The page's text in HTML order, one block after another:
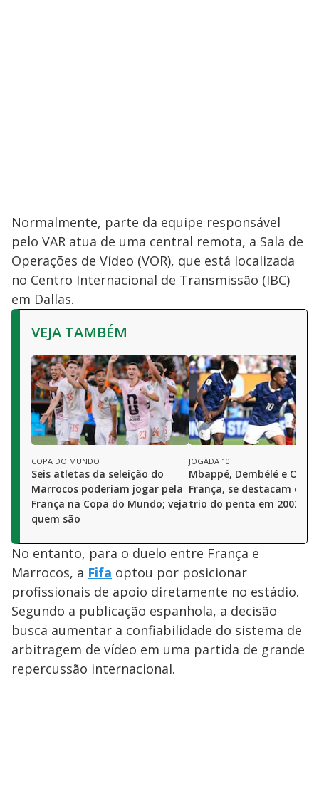
Normalmente, parte da equipe responsável
pelo VAR atua de uma central remota, a Sala de
Operações de Vídeo (VOR), que está localizada
no Centro Internacional de Transmissão (IBC)
em Dallas.
VEJA TAMBÉM
COPA DO MUNDO
Seis atletas da seleição do
Marrocos poderiam jogar pela
França na Copa do Mundo; veja
quem são
JOGADA 10
Mbappé, Dembélé e
França, se destacam e
trio do penta em 2002
No entanto, para o duelo entre França e
Marrocos, a Fifa optou por posicionar
profissionais de apoio diretamente no estádio.
Segundo a publicação espanhola, a decisão
busca aumentar a confiabilidade do sistema de
arbitragem de vídeo em uma partida de grande
repercussão internacional.